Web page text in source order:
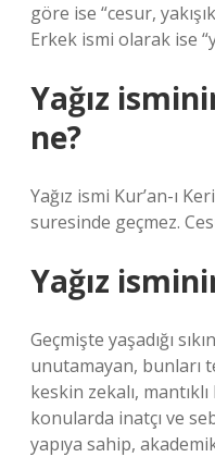
göre ise “cesur,
Erkek ismi olarak ise
Yağız
ne?
Yağız ismi Kur’an-ı
suresinde geçmez.
Yağız
Geçmişte yaşadığı
unutamayan, bunları
keskin zekalı,
konularda inatçı ve
yapıya sahip,